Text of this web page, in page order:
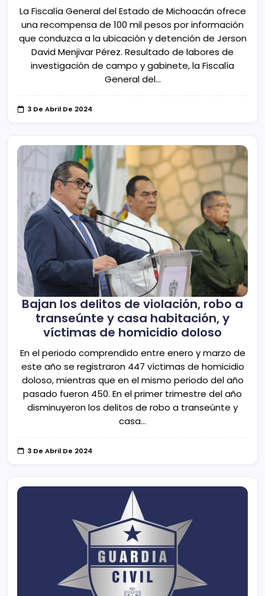
La Fiscalía General del Estado de Michoacán ofrece
una recompensa de 100 mil pesos por información
que conduzca a la ubicación y detención de Jerson
David Menjivar Pérez. Resultado de labores de
investigación de campo y gabinete, la Fiscalía
General del…
3 De Abril De 2024
Bajan los delitos de violación, robo a
transeúnte y casa habitación, y
víctimas de homicidio doloso
En el periodo comprendido entre enero y marzo de
este año se registraron 447 víctimas de homicidio
doloso, mientras que en el mismo periodo del año
pasado fueron 450. En el primer trimestre del año
disminuyeron los delitos de robo a transeúnte y
casa…
3 De Abril De 2024